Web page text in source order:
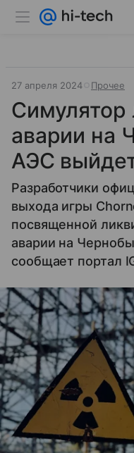
27 апреля 2024 Прочее
Симулятор
аварии на
АЭС
Разработчики
выхода игры
посвященной
аварии на
сообщает портал